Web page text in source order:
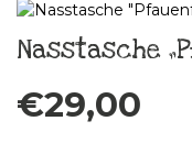
Nasstasche
€29,00